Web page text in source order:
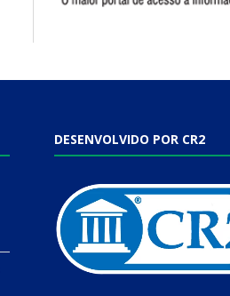
DESENVOLVIDO POR CR2